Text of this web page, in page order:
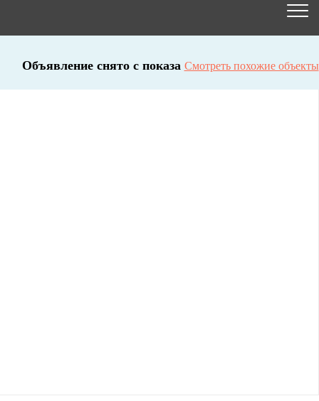
Объявление снято с показа Смотреть похожие объекты